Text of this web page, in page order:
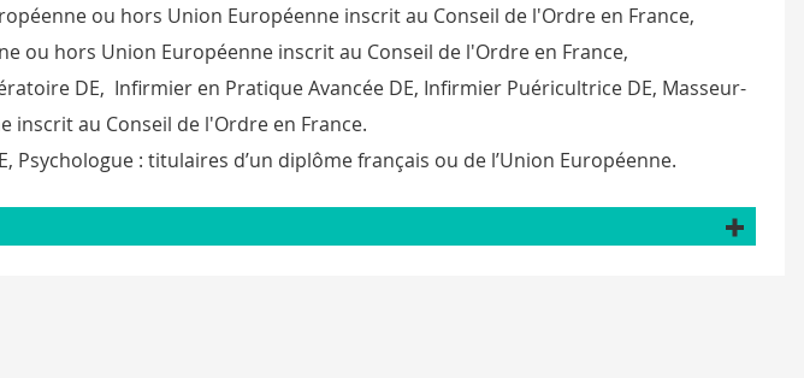
ou hors Union Européenne inscrit au Conseil de l'Ordre en France,
ou hors Union Européenne inscrit au Conseil de l'Ordre en France,
DE, Infirmier en Pratique Avancée DE, Infirmier Puéricultrice DE, Masseur-
inscrit au Conseil de l'Ordre en France.
: titulaires d’un diplôme français ou de l’Union Européenne.